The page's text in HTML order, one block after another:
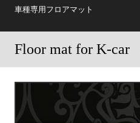
車種専用フロアマット
Floor mat for K-car